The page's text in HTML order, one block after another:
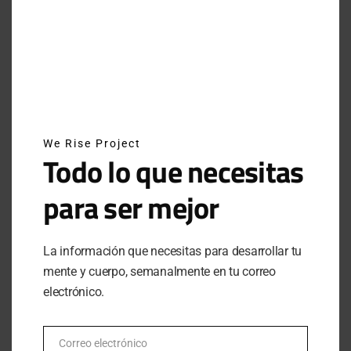
cardióloga, alWall Street Journal
PRECAUCIONES AL USAR
UN SAUNA
Si decides probar con esta opción de relajación y
recuperación debes tener en mente que el tiempo
We Rise Project
Todo lo que necesitas
para ser mejor
La información que necesitas para desarrollar tu
mente y cuerpo, semanalmente en tu correo
electrónico.
EmailCorreo electrónico